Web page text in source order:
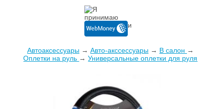
Автоаксессуары→ Авто-акссессуары→ В салон →
Оплетки на руль →Универсальные оплетки для руля